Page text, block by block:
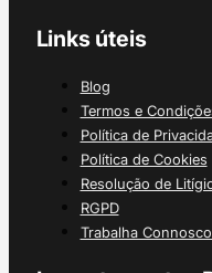
Links úteis
Blog
Termos e
Política de
Política de Cookies
Resolução de
RGPD
Trabalha